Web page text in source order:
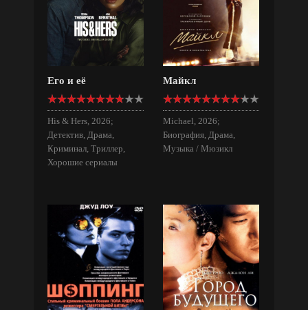
Его и её
His & Hers, 2026;
Детектив, Драма,
Криминал, Триллер,
Хорошие сериалы
Майкл
Michael, 2026;
Биография, Драма,
Музыка / Мюзикл